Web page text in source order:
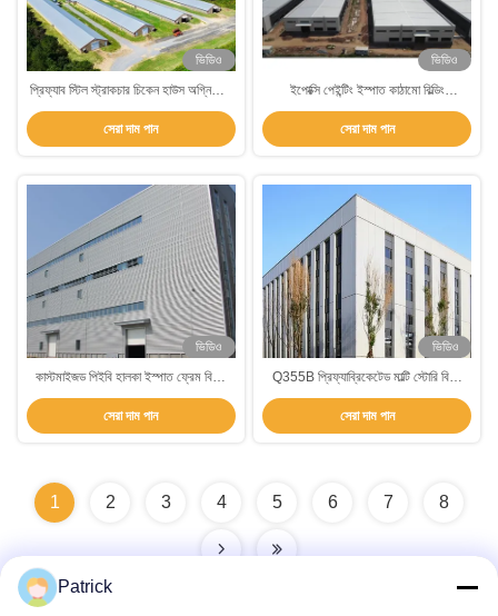
ভিডিও
প্রিফ্যাব স্টিল স্ট্রাকচার চিকেন হাউস অগ্নিরোধী
ফার্ম স্টিল ফ্রেম বিল্ডিং নির্মাণ
সেরা দাম পান
ভিডিও
ইপোক্সি পেইন্টিং ইস্পাত কাঠামো বিল্ডিং
প্রিফ্যাব্রিকেটেড ইস্পাত ফ্রেম গুদাম নির্মাণ
সেরা দাম পান
ভিডিও
কাস্টমাইজড পিইবি হালকা ইস্পাত ফ্রেম বিল্ডিং
নির্মাণ দ্রুত ইনস্টলেশন
সেরা দাম পান
ভিডিও
Q355B প্রিফ্যাব্রিকেটেড মাল্টি স্টোরি বিল্ডিং
বোল্ট সংযোগ হালকা ইস্পাত ফ্রেম বিল্ডিং
সেরা দাম পান
1 2 3 4 5 6 7 8
Patrick